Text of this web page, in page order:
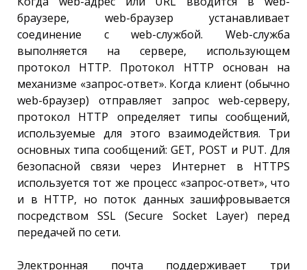
браузере, web-браузер устанавливает
соединение с web-службой. Web-служба
выполняется на сервере, использующем
протокол HTTP. Протокол HTTP основан на
механизме «запрос-ответ». Когда клиент (обычно
web-браузер) отправляет запрос web-серверу,
протокол HTTP определяет типы сообщений,
используемые для этого взаимодействия. Три
основных типа сообщений: GET, POST и PUT. Для
безопасной связи через Интернет в HTTPS
используется тот же процесс «запрос-ответ», что
и в HTTP, но поток данных зашифровывается
посредством SSL (Secure Socket Layer) перед
передачей по сети.
Электронная почта поддерживает три